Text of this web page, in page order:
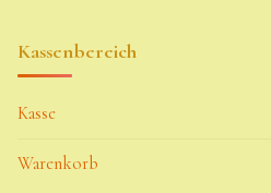
Kassenbereich
Kasse
Warenkorb